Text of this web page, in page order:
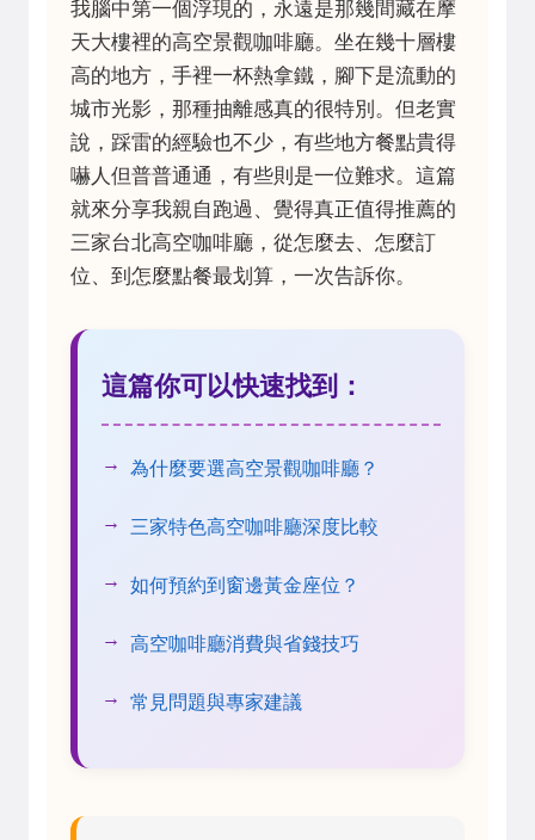
我腦中第一個浮現的，永遠是那幾間藏在摩
天大樓裡的高空景觀咖啡廳。坐在幾十層樓
高的地方，手裡一杯熱拿鐵，腳下是流動的
城市光影，那種抽離感真的很特別。但老實
說，踩雷的經驗也不少，有些地方餐點貴得
嚇人但普普通通，有些則是一位難求。這篇
就來分享我親自跑過、覺得真正值得推薦的
三家台北高空咖啡廳，從怎麼去、怎麼訂
位、到怎麼點餐最划算，一次告訴你。
這篇你可以快速找到：
為什麼要選高空景觀咖啡廳？
三家特色高空咖啡廳深度比較
如何預約到窗邊黃金座位？
高空咖啡廳消費與省錢技巧
常見問題與專家建議